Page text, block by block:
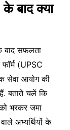
बाद क्या
बाद सफलता
(UPSC
सेवा आयोग की
बताते चलें कि
को भरकर जमा
अभ्यर्थियों के